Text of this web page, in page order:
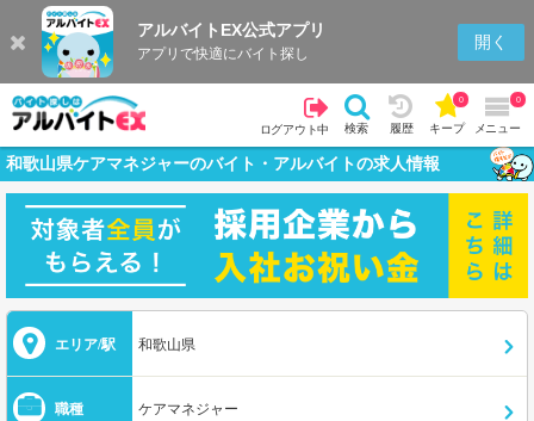
アルバイトEX公式アプリ
アプリで快適にバイト探し
開く
ログアウト中 検索 履歴 キープ
0
メニュー
0
和歌山県ケアマネジャーのバイト・アルバイトの求人情報
エリア/駅 和歌山県
職種 ケアマネジャー